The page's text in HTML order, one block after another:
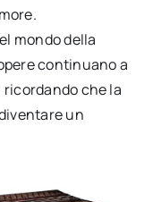
mondo della
continuano a
che la
un